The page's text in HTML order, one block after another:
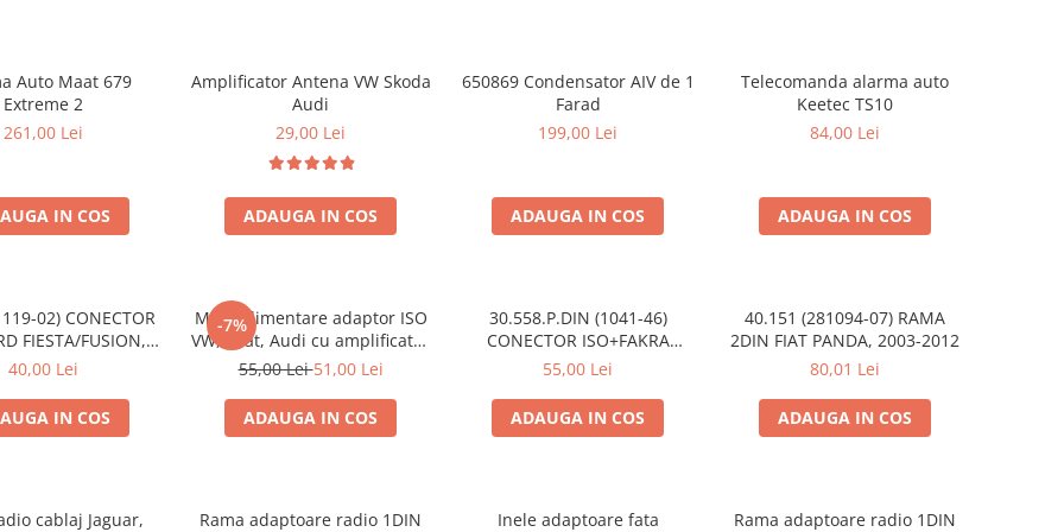
Auto Maat 679
Extreme 2
261,00 Lei
IN COS
Amplificator Antena VW Skoda
Audi
29,00 Lei
ADAUGA IN COS
650869 Condensator AIV de 1
Farad
199,00 Lei
ADAUGA IN COS
Telecomanda alarma auto
Keetec TS10
84,00 Lei
ADAUGA IN COS
02) CONECTOR
FIESTA/FUSION,
2002-2005
40,00 Lei
IN COS
-7%
Mufa alimentare adaptor ISO
VW, Seat, Audi cu amplificator
antena
55,00 Lei51,00 Lei
ADAUGA IN COS
30.558.P.DIN (1041-46)
CONECTOR ISO+FAKRA
CITROEN, 2003>
55,00 Lei
ADAUGA IN COS
40.151 (281094-07) RAMA
2DIN FIAT PANDA, 2003-2012
80,01 Lei
ADAUGA IN COS
cablaj Jaguar,
Rama adaptoare radio 1DIN
Inele adaptoare fata
Rama adaptoare radio 1DIN